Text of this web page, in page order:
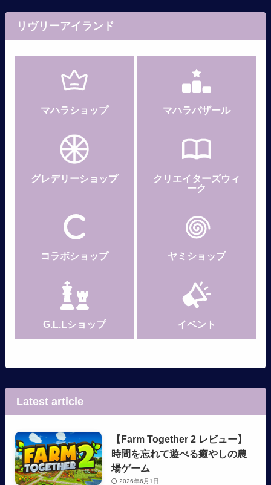
リヴリーアイランド
マハラショップ マハラバザール
グレデリーショップ
クリエイターズウィ
ーク
コラボショップ ヤミショップ
G.L.Lショップ イベント
Latest article
【Farm Together 2 レビュー】
時間を忘れて遊べる癒やしの農
場ゲーム
2026年6月1日